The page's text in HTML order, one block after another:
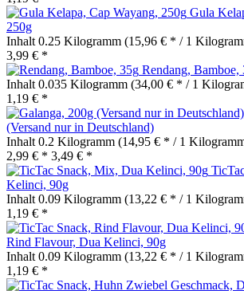
Gula
250g
Inhalt 0.25 Kilogramm (15,96 € * / 1
3,99 € *
Rendang, Bamboe,
Inhalt 0.035 Kilogramm (34,00 € * / 1
1,19 € *
(Versand nur in Deutschland)
Inhalt 0.2 Kilogramm (14,95 € * / 1
2,99 € * 3,49 € *
Kelinci, 90g
Inhalt 0.09 Kilogramm (13,22 € * / 1
1,19 € *
Rind Flavour, Dua Kelinci, 90g
Inhalt 0.09 Kilogramm (13,22 € * / 1
1,19 € *